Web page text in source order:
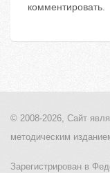
комментировать.
© 2008-2026, Сайт
методическим
Зарегистрирован в